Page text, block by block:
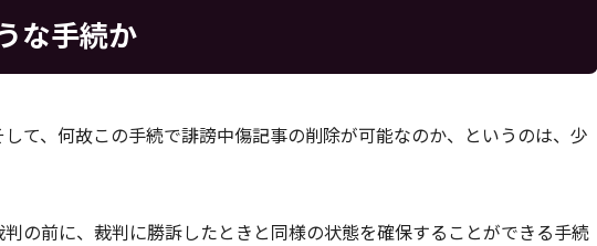
な手続か
て、何故この手続で誹謗中傷記事の削除が可能なのか、というのは、少
の前に、裁判に勝訴したときと同様の状態を確保することができる手続